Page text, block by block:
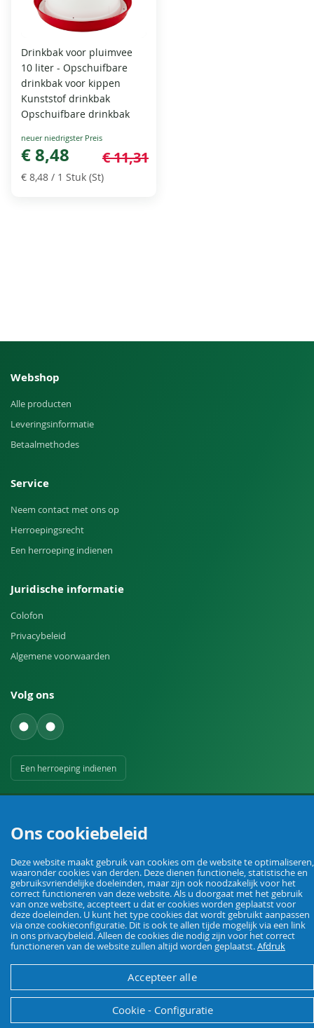
Drinkbak voor pluimvee
10 liter - Opschuifbare
drinkbak voor kippen
Kunststof drinkbak
Opschuifbare drinkbak
Special
Price
€ 8,48 € 11,31
€ 8,48 / 1 Stuk (St)
Webshop
Alle producten
Leveringsinformatie
Betaalmethodes
Service
Neem contact met ons op
Herroepingsrecht
Een herroeping indienen
Juridische informatie
Colofon
Privacybeleid
Algemene voorwaarden
Volg ons
Een herroeping indienen
Uw vakhandel voor landbouw, veehouderij, huis, erf en tuin.
© Agrarking. Alle rechten voorbehouden.
Algemene voorwaardenPrivacybeleidHerroepingsrecht Colofon
Ons cookiebeleid
Deze website maakt gebruik van cookies om de website te optimaliseren,
waaronder cookies van derden. Deze dienen functionele, statistische en
gebruiksvriendelijke doeleinden, maar zijn ook noodzakelijk voor het
correct functioneren van deze website. Als u doorgaat met het gebruik
van onze website, accepteert u dat er cookies worden geplaatst voor
deze doeleinden. U kunt het type cookies dat wordt gebruikt aanpassen
via onze cookieconfiguratie. Dit is ook te allen tijde mogelijk via een link
in ons privacybeleid. Alleen de cookies die nodig zijn voor het correct
functioneren van de website zullen altijd worden geplaatst.Afdruk
Accepteer alle
Cookie - Configuratie